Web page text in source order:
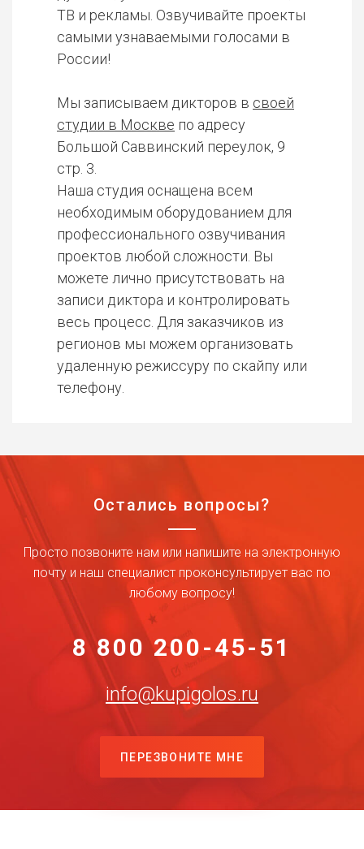
ТВ и рекламы. Озвучивайте проекты
самыми узнаваемыми голосами в
России!
Мы записываем дикторов в своей
студии в Москве по адресу
Большой Саввинский переулок, 9
стр. 3.
Наша студия оснащена всем
необходимым оборудованием для
профессионального озвучивания
проектов любой сложности. Вы
можете лично присутствовать на
записи диктора и контролировать
весь процесс. Для заказчиков из
регионов мы можем организовать
удаленную режиссуру по скайпу или
телефону.
Остались вопросы?
Просто позвоните нам или напишите на электронную
почту и наш специалист проконсультирует вас по
любому вопросу!
8 800 200-45-51
info@kupigolos.ru
ПЕРЕЗВОНИТЕ МНЕ